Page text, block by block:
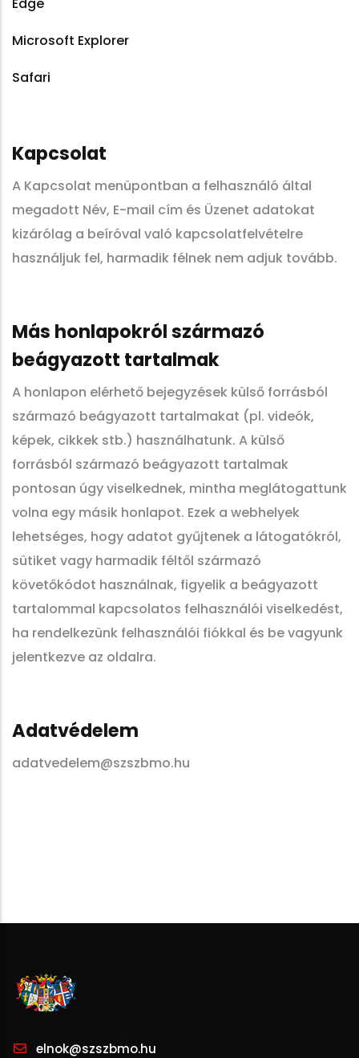
Microsoft Explorer
Safari
Kapcsolat
A Kapcsolat menüpontban a felhasználó által
megadott Név, E-mail cím és Üzenet adatokat
kizárólag a beíróval való kapcsolatfelvételre
használjuk fel, harmadik félnek nem adjuk tovább.
Más honlapokról származó
beágyazott tartalmak
A honlapon elérhető bejegyzések külső forrásból
származó beágyazott tartalmakat (pl. videók,
képek, cikkek stb.) használhatunk. A külső
forrásból származó beágyazott tartalmak
pontosan úgy viselkednek, mintha meglátogattunk
volna egy másik honlapot. Ezek a webhelyek
lehetséges, hogy adatot gyűjtenek a látogatókról,
sütiket vagy harmadik féltől származó
követőkódot használnak, figyelik a beágyazott
tartalommal kapcsolatos felhasználói viselkedést,
ha rendelkezünk felhasználói fiókkal és be vagyunk
jelentkezve az oldalra.
Adatvédelem
adatvedelem@szszbmo.hu
elnok@szszbmo.hu